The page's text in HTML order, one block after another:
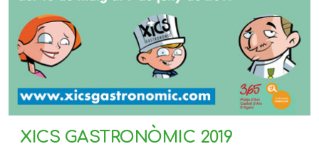
XICS GASTRONÒMIC 2019